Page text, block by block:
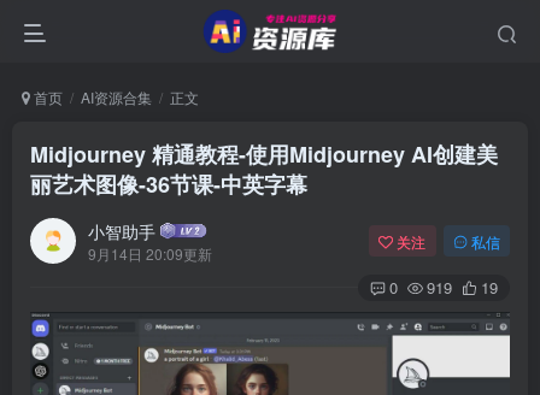
首页 AI资源合集 正文
Midjourney 精通教程-使用Midjourney AI创建美
丽艺术图像-36节课-中英字幕
小智助手
9月14日 20:09更新
关注 私信
0 919 19